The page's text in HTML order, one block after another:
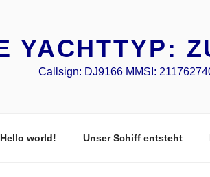
YACHTTYP:
Callsign: DJ9166 MMSI:
Hello world! Unser Schiff entsteht